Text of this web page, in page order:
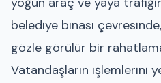
belediye binası
gözle görülür bir
Vatandaşların işlemlerini